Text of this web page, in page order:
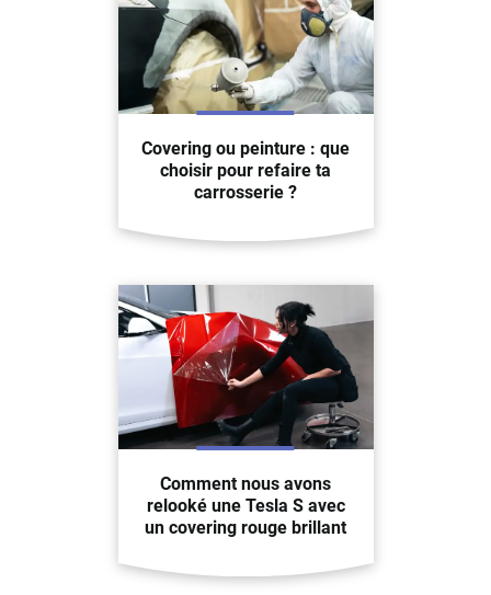
Covering ou peinture : que
choisir pour refaire ta
carrosserie ?
Comment nous avons
relooké une Tesla S avec
un covering rouge brillant